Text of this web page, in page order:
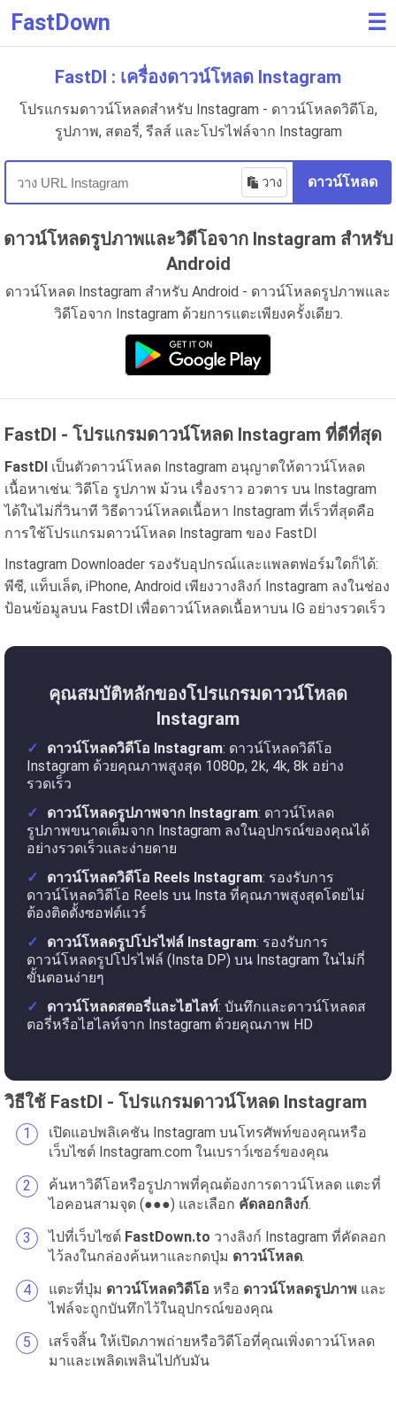
FastDown ☰
FastDl : เครื่องดาวน์โหลด Instagram
โปรแกรมดาวน์โหลดสำหรับ Instagram - ดาวน์โหลดวิดีโอ,
รูปภาพ, สตอรี่, รีลส์ และโปรไฟล์จาก Instagram
วาง ดาวน์โหลด
ดาวน์โหลดรูปภาพและวิดีโอจาก Instagram สำหรับ
Android
ดาวน์โหลด Instagram สำหรับ Android - ดาวน์โหลดรูปภาพและ
วิดีโอจาก Instagram ด้วยการแตะเพียงครั้งเดียว.
FastDl - โปรแกรมดาวน์โหลด Instagram ที่ดีที่สุด
FastDl เป็นตัวดาวน์โหลด Instagram อนุญาตให้ดาวน์โหลด
เนื้อหาเช่น: วิดีโอ รูปภาพ ม้วน เรื่องราว อวตาร บน Instagram
ได้ในไม่กี่วินาที วิธีดาวน์โหลดเนื้อหา Instagram ที่เร็วที่สุดคือ
การใช้โปรแกรมดาวน์โหลด Instagram ของ FastDl
Instagram Downloader รองรับอุปกรณ์และแพลตฟอร์มใดก็ได้:
พีซี, แท็บเล็ต, iPhone, Android เพียงวางลิงก์ Instagram ลงในช่อง
ป้อนข้อมูลบน FastDl เพื่อดาวน์โหลดเนื้อหาบน IG อย่างรวดเร็ว
คุณสมบัติหลักของโปรแกรมดาวน์โหลด
Instagram
ดาวน์โหลดวิดีโอ Instagram: ดาวน์โหลดวิดีโอ
Instagram ด้วยคุณภาพสูงสุด 1080p, 2k, 4k, 8k อย่าง
รวดเร็ว
ดาวน์โหลดรูปภาพจาก Instagram: ดาวน์โหลด
รูปภาพขนาดเต็มจาก Instagram ลงในอุปกรณ์ของคุณได้
อย่างรวดเร็วและง่ายดาย
ดาวน์โหลดวิดีโอ Reels Instagram: รองรับการ
ดาวน์โหลดวิดีโอ Reels บน Insta ที่คุณภาพสูงสุดโดยไม่
ต้องติดตั้งซอฟต์แวร์
ดาวน์โหลดรูปโปรไฟล์ Instagram: รองรับการ
ดาวน์โหลดรูปโปรไฟล์ (Insta DP) บน Instagram ในไม่กี่
ขั้นตอนง่ายๆ
ดาวน์โหลดสตอรี่และไฮไลท์: บันทึกและดาวน์โหลดส
ตอรี่หรือไฮไลท์จาก Instagram ด้วยคุณภาพ HD
วิธีใช้ FastDl - โปรแกรมดาวน์โหลด Instagram
เปิดแอปพลิเคชัน Instagram บนโทรศัพท์ของคุณหรือ
เว็บไซต์ Instagram.com ในเบราว์เซอร์ของคุณ
ค้นหาวิดีโอหรือรูปภาพที่คุณต้องการดาวน์โหลด แตะที่
ไอคอนสามจุด (●●●) และเลือก คัดลอกลิงก์.
ไปที่เว็บไซต์ FastDown.to วางลิงก์ Instagram ที่คัดลอก
ไว้ลงในกล่องค้นหาและกดปุ่ม ดาวน์โหลด.
แตะที่ปุ่ม ดาวน์โหลดวิดีโอ หรือ ดาวน์โหลดรูปภาพ และ
ไฟล์จะถูกบันทึกไว้ในอุปกรณ์ของคุณ
เสร็จสิ้น ให้เปิดภาพถ่ายหรือวิดีโอที่คุณเพิ่งดาวน์โหลด
มาและเพลิดเพลินไปกับมัน